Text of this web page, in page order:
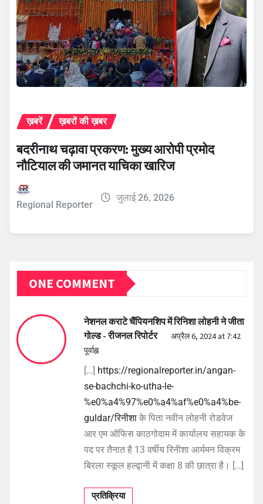
ख़बरें ख़बरों की ख़बर
बदरीनाथ चढ़ावा प्रकरण: मुख्य आरोपी प्रमोद
नौटियाल की जमानत याचिका खारिज
Regional Reporter
जुलाई 26, 2026
ONE COMMENT
नेशनल कराटे चैंपियनशिप में रिनिशा लोहनी ने जीता
गोल्ड - रीजनल रिपोर्टर
अप्रैल 6, 2024 at 7:42
पूर्वाह्न
[…] https://regionalreporter.in/angan-
se-bachchi-ko-utha-le-
%e0%a4%97%e0%a4%af%e0%a4%be-
guldar/रिनीशा के पिता नवीन लोहनी रोडवेज
आर एम ऑफिस काठगोदाम में कार्यालय सहायक के
पद पर तैनात है 13 वर्षीय रिनीशा आर्यमन विक्रम
बिरला स्कूल हल्द्वानी में कक्षा 8 की छात्रा है। […]
प्रतिक्रिया